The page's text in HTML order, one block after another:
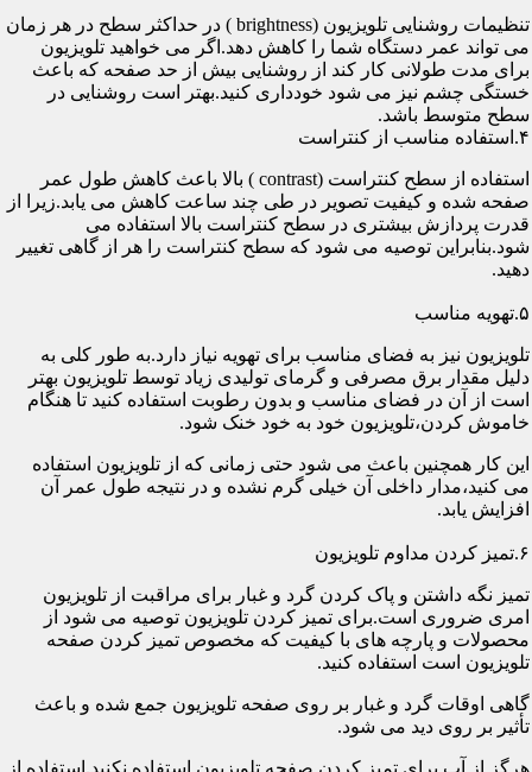
تنظیمات روشنایی تلویزیون (brightness ) در حداکثر سطح در هر زمان
می تواند عمر دستگاه شما را کاهش دهد.اگر می خواهید تلویزیون
برای مدت طولانی کار کند از روشنایی بیش از حد صفحه که باعث
خستگی چشم نیز می شود خودداری کنید.بهتر است روشنایی در
سطح متوسط باشد.
۴.استفاده مناسب از کنتراست
استفاده از سطح کنتراست (contrast ) بالا باعث کاهش طول عمر
صفحه شده و کیفیت تصویر در طی چند ساعت کاهش می یابد.زیرا از
قدرت پردازش بیشتری در سطح کنتراست بالا استفاده می
شود.بنابراین توصیه می شود که سطح کنتراست را هر از گاهی تغییر
دهید.
۵.تهویه مناسب
تلویزیون نیز به فضای مناسب برای تهویه نیاز دارد.به طور کلی به
دلیل مقدار برق مصرفی و گرمای تولیدی زیاد توسط تلویزیون بهتر
است از آن در فضای مناسب و بدون رطوبت استفاده کنید تا هنگام
خاموش کردن،تلویزیون خود به خود خنک شود.
این کار همچنین باعث می شود حتی زمانی که از تلویزیون استفاده
می کنید،مدار داخلی آن خیلی گرم نشده و در نتیجه طول عمر آن
افزایش یابد.
۶.تمیز کردن مداوم تلویزیون
تمیز نگه داشتن و پاک کردن گرد و غبار برای مراقبت از تلویزیون
امری ضروری است.برای تمیز کردن تلویزیون توصیه می شود از
محصولات و پارچه های با کیفیت که مخصوص تمیز کردن صفحه
تلویزیون است استفاده کنید.
گاهی اوقات گرد و غبار بر روی صفحه تلویزیون جمع شده و باعث
تأثیر بر روی دید می شود.